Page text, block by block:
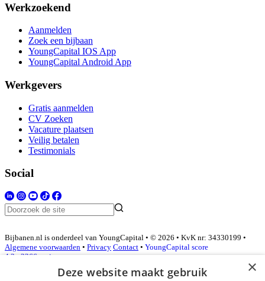
Werkzoekend
Aanmelden
Zoek een bijbaan
YoungCapital IOS App
YoungCapital Android App
Werkgevers
Gratis aanmelden
CV Zoeken
Vacature plaatsen
Veilig betalen
Testimonials
Social
Bijbanen.nl is onderdeel van YoungCapital • © 2026 • KvK nr: 34330199 •
Algemene voorwaarden • Privacy Contact • YoungCapital score
4.3 - 3366 reviews
×
Deze website maakt gebruik